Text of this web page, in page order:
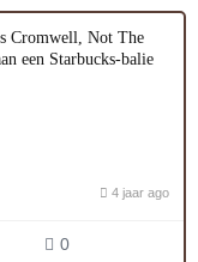
Cromwell, Not The
een Starbucks-balie
4 jaar ago
0